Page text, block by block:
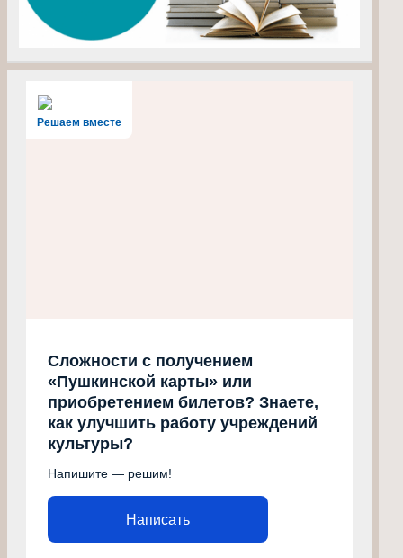
Решаем вместе
Сложности с получением
«Пушкинской карты» или
приобретением билетов? Знаете,
как улучшить работу учреждений
культуры?
Напишите — решим!
Написать